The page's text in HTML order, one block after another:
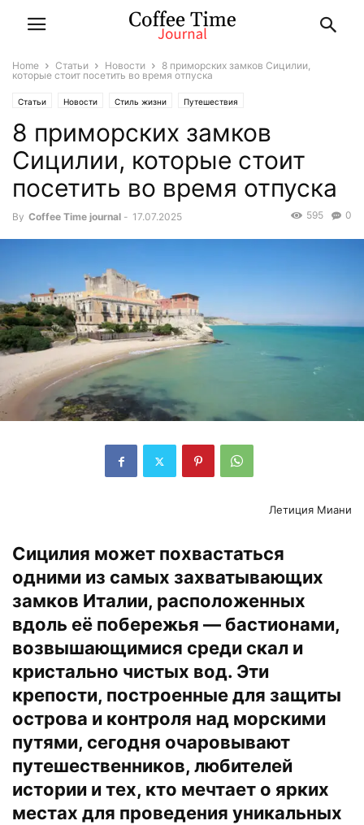
Home Статьи Новости
8 приморских замков Сицилии,
которые стоит посетить во время отпуска
Статьи Новости Стиль жизни Путешествия
8 приморских замков
Сицилии, которые стоит
посетить во время отпуска
By Coffee Time journal - 17.07.2025 0
595
Летиция Миани
Сицилия может похвастаться
одними из самых захватывающих
замков Италии, расположенных
вдоль её побережья — бастионами,
возвышающимися среди скал и
кристально чистых вод. Эти
крепости, построенные для защиты
острова и контроля над морскими
путями, сегодня очаровывают
путешественников, любителей
истории и тех, кто мечтает о ярких
местах для проведения уникальных